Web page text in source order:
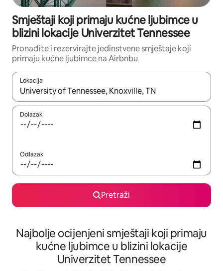
Smještaji koji primaju kućne ljubimce u
blizini lokacije Univerzitet Tennessee
Pronađite i rezervirajte jedinstvene smještaje koji
primaju kućne ljubimce na Airbnbu
Lokacija
Kada budu dostupni rezultati, moći ćete ih pregledati
Dolazak
Odlazak
Pretraži
Najbolje ocijenjeni smještaji koji primaju
kućne ljubimce u blizini lokacije
Univerzitet Tennessee